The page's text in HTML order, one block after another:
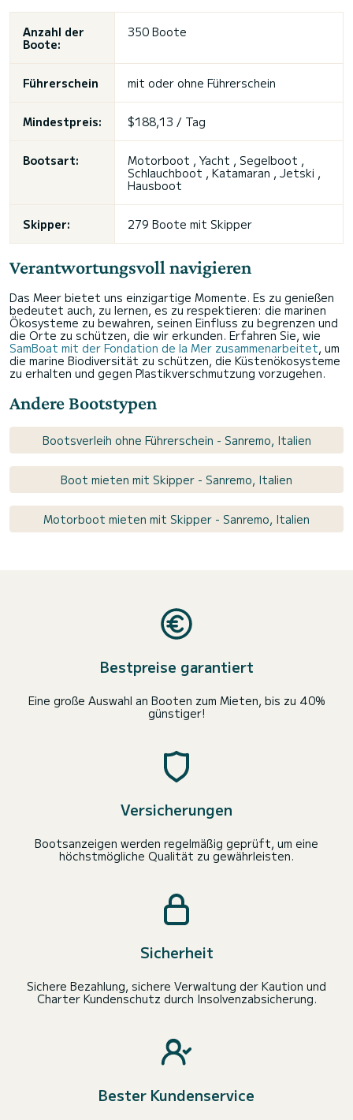
Anzahl der
Boote:
350 Boote
Führerschein mit oder ohne Führerschein
Mindestpreis: $188,13 / Tag
Bootsart:
Motorboot , Yacht , Segelboot ,
Schlauchboot , Katamaran , Jetski ,
Hausboot
Skipper: 279 Boote mit Skipper
Verantwortungsvoll navigieren
Das Meer bietet uns einzigartige Momente. Es zu genießen
bedeutet auch, zu lernen, es zu respektieren: die marinen
Ökosysteme zu bewahren, seinen Einfluss zu begrenzen und
die Orte zu schützen, die wir erkunden. Erfahren Sie, wie
SamBoat mit der Fondation de la Mer zusammenarbeitet, um
die marine Biodiversität zu schützen, die Küstenökosysteme
zu erhalten und gegen Plastikverschmutzung vorzugehen.
Andere Bootstypen
Bootsverleih ohne Führerschein - Sanremo, Italien
Boot mieten mit Skipper - Sanremo, Italien
Motorboot mieten mit Skipper - Sanremo, Italien
Bestpreise garantiert
Eine große Auswahl an Booten zum Mieten, bis zu 40%
günstiger!
Versicherungen
Bootsanzeigen werden regelmäßig geprüft, um eine
höchstmögliche Qualität zu gewährleisten.
Sicherheit
Sichere Bezahlung, sichere Verwaltung der Kaution und
Charter Kundenschutz durch Insolvenzabsicherung.
Bester Kundenservice